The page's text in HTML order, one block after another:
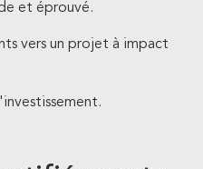
et éprouvé.
vers un projet à impact